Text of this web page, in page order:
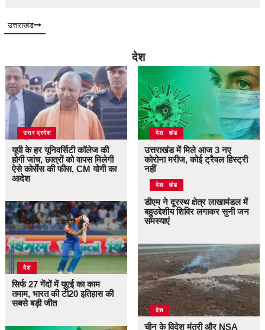
उत्तराखंड
देश
उत्तर प्रदेश
यूपी के हर यूनिवर्सिटी कॉलेज की
होगी जांच, छात्रों को वापस मिलेगी
ऐसे कोर्सेस की फीस, CM योगी का
आदेश
देश
सिर्फ 27 गेंदों में यूएई का काम
तमाम, भारत की टी20 इतिहास की
सबसे बड़ी जीत
उत्तराखंड
देश
उत्तराखंड में मिले आज 3 नए
कोरोना मरीज, कोई ट्रैवल हिस्ट्री
नहीं
उत्तराखंड
देश
डीएम ने दूरस्थ क्षेत्र लाखामंडल में
बहुउद्देशीय शिविर लगाकर सुनी जन
समस्याएं
देश
चीन के विदेश मंत्री और NSA